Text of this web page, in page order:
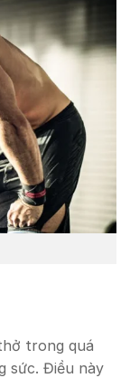
trong quá
sức. Điều này